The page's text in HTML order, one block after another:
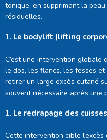
tonique, en supprimant la
résiduelles.
Le bodylift (lifting
C’est une intervention globale
le dos, les flancs, les fesses
retirer un large excès cutané
souvent nécessaire après une
Le redrapage des
Cette intervention cible